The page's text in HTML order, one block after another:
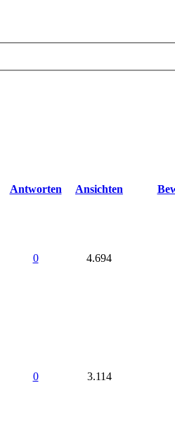
Antworten Ansichten
0 4.694
0 3.114